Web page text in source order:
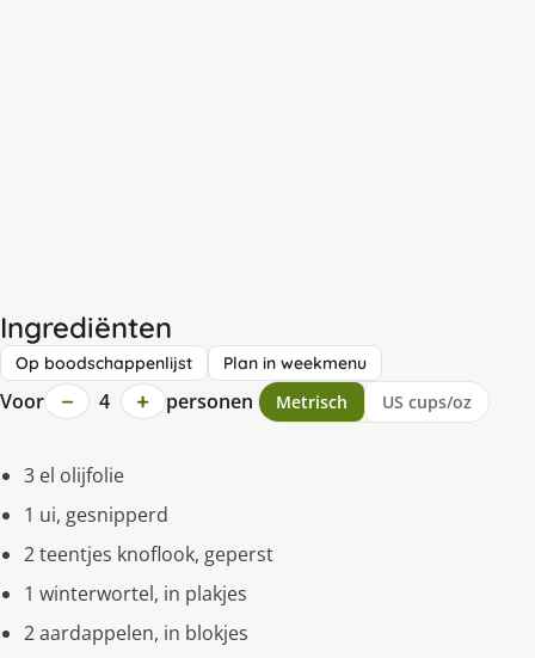
Ingrediënten
Op boodschappenlijst Plan in weekmenu
Voor − 4 + personen Metrisch US cups/oz
3 el olijfolie
1 ui, gesnipperd
2 teentjes knoflook, geperst
1 winterwortel, in plakjes
2 aardappelen, in blokjes